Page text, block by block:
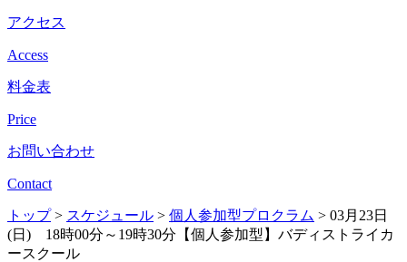
アクセス
Access
料金表
Price
お問い合わせ
Contact
トップ> スケジュール > 個人参加型プロクラム > 03月23日
(日) 18時00分～19時30分【個人参加型】バディストライカ
ースクール